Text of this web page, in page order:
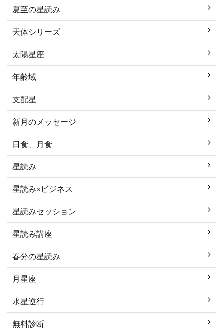
夏至の星読み
天体シリーズ
太陽星座
年齢域
支配星
新月のメッセージ
日食、月食
星読み
星読み×ビジネス
星読みセッション
星読み講座
春分の星読み
月星座
水星逆行
無料診断